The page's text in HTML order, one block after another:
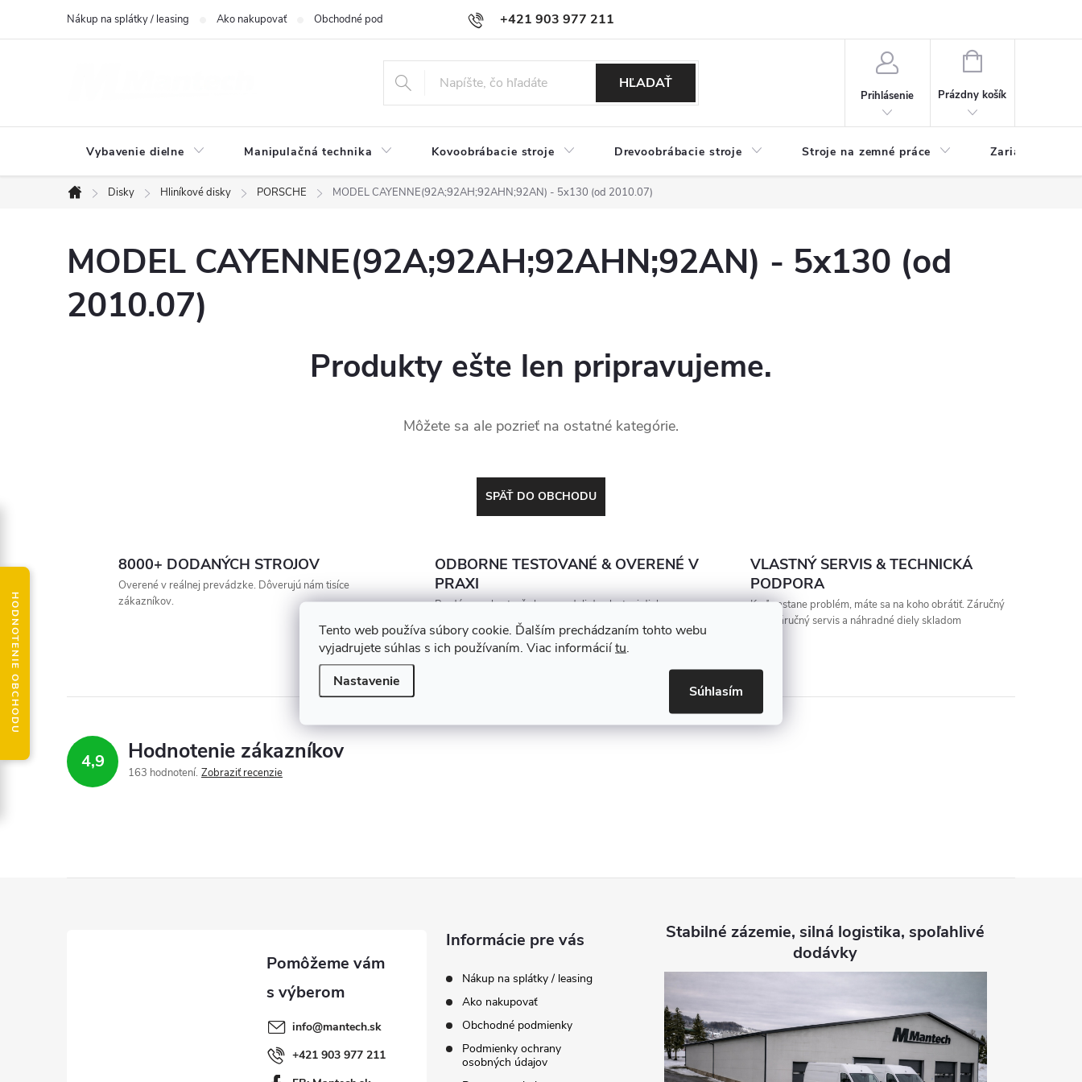
Tento web používa súbory cookie. Ďalším prechádzaním tohto webu
vyjadrujete súhlas s ich používaním. Viac informáciítu.
Nastavenie
Súhlasím
+421 903 977 211
Nákup na splátky / leasing Ako nakupovať Obchodné podmienky Podmienky ochrany osobných údajov
HĽADAŤ
Prihlásenie
NÁKUPNÝ
Prázdny košík
Vybavenie dielne Manipulačná technika Kovoobrábacie stroje Drevoobrábacie stroje Stroje na zemné práce Zariadenia na
Domov
Disky Hliníkové disky PORSCHE MODEL CAYENNE(92A;92AH;92AHN;92AN) - 5x130 (od 2010.07)
MODEL CAYENNE(92A;92AH;92AHN;92AN) - 5x130 (od
2010.07)
Produkty ešte len pripravujeme.
Môžete sa ale pozrieť na ostatné kategórie.
SPÄŤ DO OBCHODU
8000+ DODANÝCH STROJOV
Overené v reálnej prevádzke. Dôverujú nám tisíce
zákazníkov.
ODBORNE TESTOVANÉ & OVERENÉ V
PRAXI
Predávame len to, čo by sme dali do vlastnej dielne.
Každý produkt porovnávame a vyberáme tak, aby
vydržal, zarábal a nesklamal
VLASTNÝ SERVIS & TECHNICKÁ
PODPORA
Keď nastane problém, máte sa na koho obrátiť. Záručný
aj pozáručný servis a náhradné diely skladom
4,9 Hodnotenie zákazníkov
163 hodnotení Zobraziť recenzie
info@mantech.sk
+421 903 977 211
Informácie pre vás
Nákup na splátky / leasing
Ako nakupovať
Obchodné podmienky
Podmienky ochrany
osobných údajov
Stabilné zázemie, silná logistika, spoľahlivé
dodávky
HODNOTENIE OBCHODU